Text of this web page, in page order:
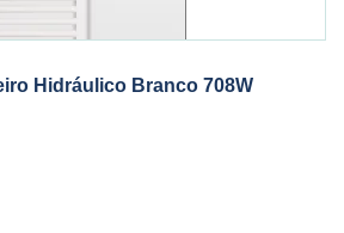
Hidráulico Branco 708W